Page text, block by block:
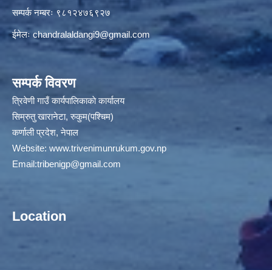
सम्पर्क नम्बरः ९८१२४७६९२७
ईमेलः chandralaldangi9@gmail.com
सम्पर्क विवरण
त्रिवेणी गाउँ कार्यपालिकाकाे कार्यालय
सिम्रुतु खारानेटा, रुकुम(पश्‍चिम)
कर्णाली प्रदेश, नेपाल
Website: www.trivenimunrukum.gov.np
Email:tribenigp@gmail.com
Location